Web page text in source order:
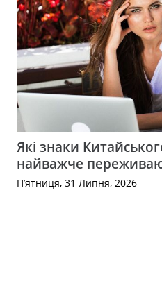
Які знаки
найважче
П’ятниця, 31 Липня, 2026